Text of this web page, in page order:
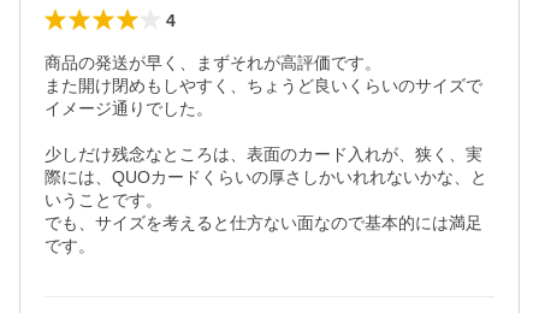
4
商品の発送が早く、まずそれが高評価です。
また開け閉めもしやすく、ちょうど良いくらいのサイズで
イメージ通りでした。
少しだけ残念なところは、表面のカード入れが、狭く、実
際には、QUOカードくらいの厚さしかいれれないかな、と
いうことです。
でも、サイズを考えると仕方ない面なので基本的には満足
です。